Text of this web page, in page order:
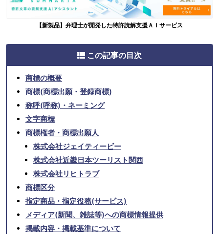
【新製品】弁理士が開発した特許読解支援ＡＩサービス
この記事の目次
商標の概要
商標(商標出願・登録商標)
称呼(呼称)・ネーミング
文字商標
商標権者・商標出願人
株式会社ジェイティービー
株式会社近畿日本ツーリスト関西
株式会社リヒトラブ
商標区分
指定商品・指定役務(サービス)
メディア(新聞、雑誌等)への商標情報提供
掲載内容・掲載基準について